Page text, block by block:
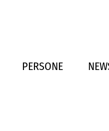
PERSONE